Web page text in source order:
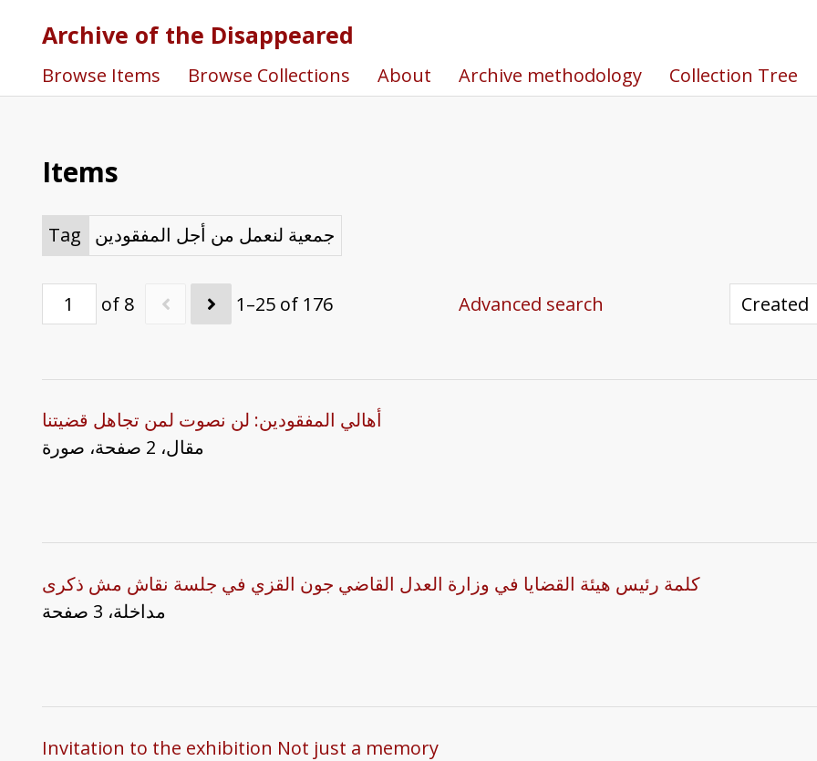
Archive of the Disappeared
Browse Items Browse Collections About Archive methodology Collection Tree
Items
Tag جمعية لنعمل من أجل المفقودين
of 8 1–25 of 176 Advanced search
أهالي المفقودين: لن نصوت لمن تجاهل قضيتنا
مقال، 2 صفحة، صورة
كلمة رئيس هيئة القضايا في وزارة العدل القاضي جون القزي في جلسة نقاش مش ذكرى
مداخلة، 3 صفحة
Invitation to the exhibition Not just a memory